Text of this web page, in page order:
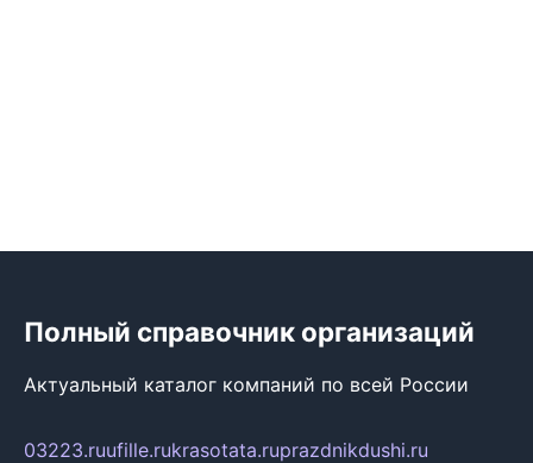
Полный справочник организаций
Актуальный каталог компаний по всей России
03223.ruufille.rukrasotata.ruprazdnikdushi.ru